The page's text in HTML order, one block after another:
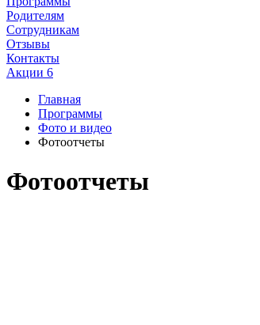
Родителям
Сотрудникам
Отзывы
Контакты
Акции 6
Главная
Программы
Фото и видео
Фотоотчеты
Фотоотчеты